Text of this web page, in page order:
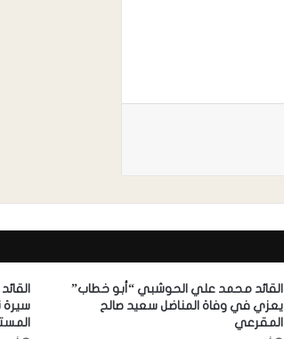
القائد محمد علي الحوشبي “أبو خطاب”
يعزي في وفاة المناضل سعيد صالح
المقرعي
سيرة